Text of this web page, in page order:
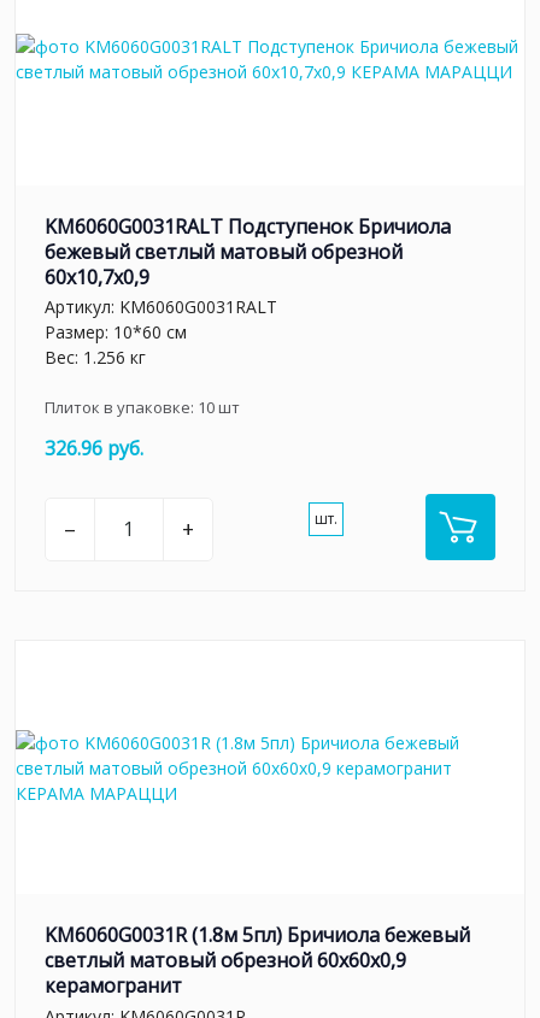
KM6060G0031RALT Подступенок Бричиола
бежевый светлый матовый обрезной
60x10,7x0,9
Артикул: KM6060G0031RALT
Размер: 10*60 см
Вес: 1.256 кг
Плиток в упаковке: 10шт
326.96 руб.
– + шт.
KM6060G0031R (1.8м 5пл) Бричиола бежевый
светлый матовый обрезной 60x60x0,9
керамогранит